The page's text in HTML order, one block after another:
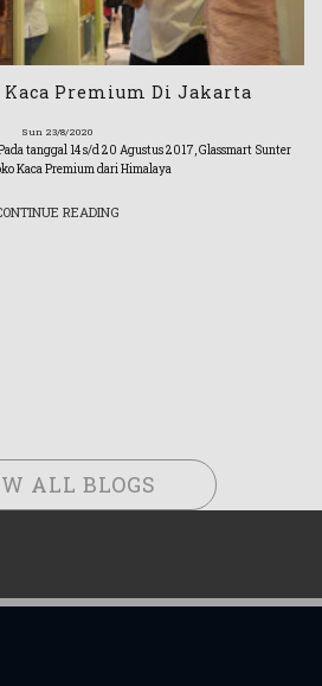
Kaca Premium Di Jakarta
Sun 23/8/2020
tanggal 14 s/d 20 Agustus 2017, Glassmart Sunter
Kaca Premium dari Himalaya
READING
ALL BLOGS